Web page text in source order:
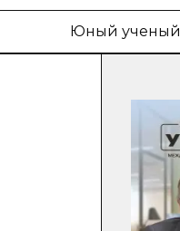
Юный ученый